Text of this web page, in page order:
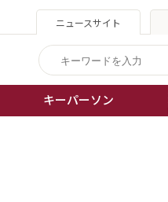
ニュースサイト
キーパーソン